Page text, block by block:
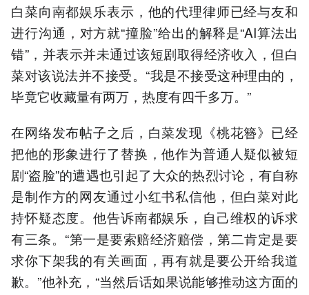
白菜向南都娱乐表示，他的代理律师已经与友和
进行沟通，对方就“撞脸”给出的解释是“AI算法出
错”，并表示并未通过该短剧取得经济收入，但白
菜对该说法并不接受。“我是不接受这种理由的，
毕竟它收藏量有两万，热度有四千多万。”
在网络发布帖子之后，白菜发现《桃花簪》已经
把他的形象进行了替换，他作为普通人疑似被短
剧“盗脸”的遭遇也引起了大众的热烈讨论，有自称
是制作方的网友通过小红书私信他，但白菜对此
持怀疑态度。他告诉南都娱乐，自己维权的诉求
有三条。“第一是要索赔经济赔偿，第二肯定是要
求你下架我的有关画面，再有就是要公开给我道
歉。”他补充，“当然后话如果说能够推动这方面的